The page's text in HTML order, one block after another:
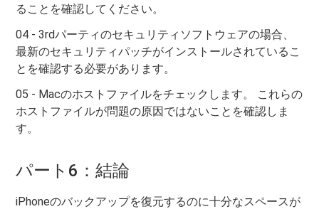
ることを確認してください。
04 - 3rdパーティのセキュリティソフトウェアの場合、
最新のセキュリティパッチがインストールされているこ
とを確認する必要があります。
05 - Macのホストファイルをチェックします。 これらの
ホストファイルが問題の原因ではないことを確認しま
す。
パート6：結論
iPhoneのバックアップを復元するのに十分なスペースが